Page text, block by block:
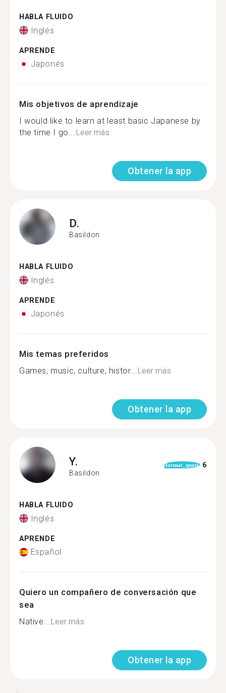
HABLA FLUIDO
Inglés
APRENDE
Japonés
Mis objetivos de aprendizaje
I would like to learn at least basic Japanese by
the time I go...Leer más
Obtener la app
D.
Basildon
HABLA FLUIDO
Inglés
APRENDE
Japonés
Mis temas preferidos
Games, music, culture, histor...Leer más
Obtener la app
Y.
Basildon
format_quote 6
HABLA FLUIDO
Inglés
APRENDE
Español
Quiero un compañero de conversación que
sea
Native...Leer más
Obtener la app